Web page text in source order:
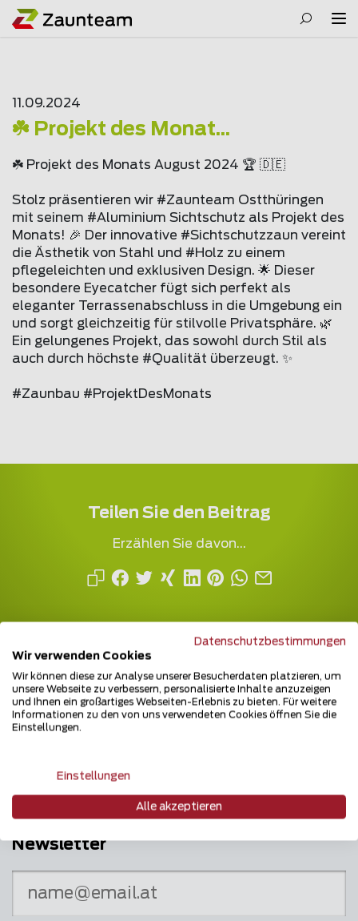
11.09.2024
☘️ Projekt des Monat...
☘️ Projekt des Monats August 2024 🏆 🇩🇪
Stolz präsentieren wir #Zaunteam Ostthüringen
mit seinem #Aluminium Sichtschutz als Projekt des
Monats! 🎉 Der innovative #Sichtschutzzaun vereint
die Ästhetik von Stahl und #Holz zu einem
pflegeleichten und exklusiven Design. 🌟 Dieser
besondere Eyecatcher fügt sich perfekt als
eleganter Terrassenabschluss in die Umgebung ein
und sorgt gleichzeitig für stilvolle Privatsphäre. 🌿
Ein gelungenes Projekt, das sowohl durch Stil als
auch durch höchste #Qualität überzeugt. ✨
#Zaunbau #ProjektDesMonats
Teilen Sie den Beitrag
Erzählen Sie davon...
Mehrfach ausgezeichnet und immer am
Newsletter
Datenschutzbestimmungen
Wir verwenden Cookies
Wir können diese zur Analyse unserer Besucherdaten platzieren, um
unsere Webseite zu verbessern, personalisierte Inhalte anzuzeigen
und Ihnen ein großartiges Webseiten-Erlebnis zu bieten. Für weitere
Informationen zu den von uns verwendeten Cookies öffnen Sie die
Einstellungen.
Einstellungen
Alle akzeptieren